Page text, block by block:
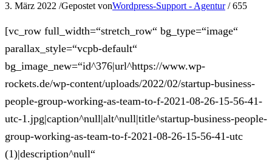
3. März 2022 /Gepostet vonWordpress-Support - Agentur / 655
[vc_row full_width=“stretch_row“ bg_type=“image“
parallax_style=“vcpb-default“
bg_image_new=“id^376|url^https://www.wp-
rockets.de/wp-content/uploads/2022/02/startup-business-
people-group-working-as-team-to-f-2021-08-26-15-56-41-
utc-1.jpg|caption^null|alt^null|title^startup-business-people-
group-working-as-team-to-f-2021-08-26-15-56-41-utc
(1)|description^null“